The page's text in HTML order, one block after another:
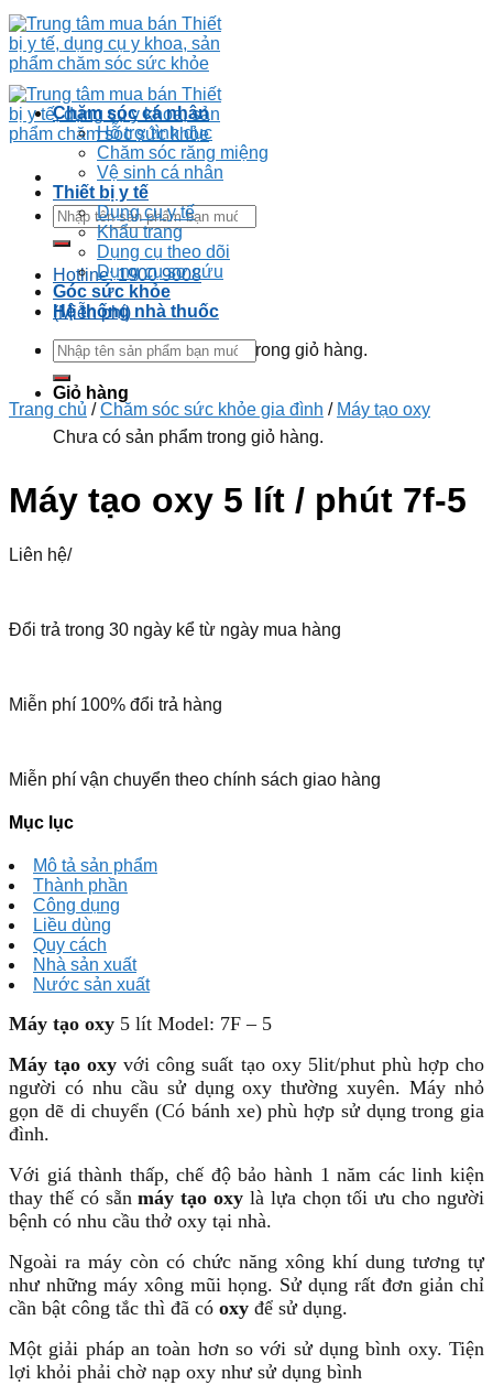
Hotline: 1900 9008
(Miễn phí)
Chưa có sản phẩm trong giỏ hàng.
Giỏ hàng
Chưa có sản phẩm trong giỏ hàng.
Chăm sóc cá nhân
Hỗ trợ tình dục
Chăm sóc răng miệng
Vệ sinh cá nhân
Thiết bị y tế
Dụng cụ y tế
Khẩu trang
Dụng cụ theo dõi
Dụng cụ sơ cứu
Góc sức khỏe
Hệ thống nhà thuốc
Trang chủ / Chăm sóc sức khỏe gia đình / Máy tạo oxy
Máy tạo oxy 5 lít / phút 7f-5
Liên hệ/
Đổi trả trong 30 ngày kể từ ngày mua hàng
Miễn phí 100% đổi trả hàng
Miễn phí vận chuyển theo chính sách giao hàng
Mục lục
Mô tả sản phẩm
Thành phần
Công dụng
Liều dùng
Quy cách
Nhà sản xuất
Nước sản xuất
Máy tạo oxy 5 lít Model: 7F – 5
Máy tạo oxy với công suất tạo oxy 5lit/phut phù hợp cho
người có nhu cầu sử dụng oxy thường xuyên. Máy nhỏ
gọn dẽ di chuyển (Có bánh xe) phù hợp sử dụng trong gia
đình.
Với giá thành thấp, chế độ bảo hành 1 năm các linh kiện
thay thế có sẵnmáy tạo oxy là lựa chọn tối ưu cho người
bệnh có nhu cầu thở oxy tại nhà.
Ngoài ra máy còn có chức năng xông khí dung tương tự
như những máy xông mũi họng. Sử dụng rất đơn giản chỉ
cần bật công tắc thì đã có oxy để sử dụng.
Một giải pháp an toàn hơn so với sử dụng bình oxy. Tiện
lợi khỏi phải chờ nạp oxy như sử dụng bình